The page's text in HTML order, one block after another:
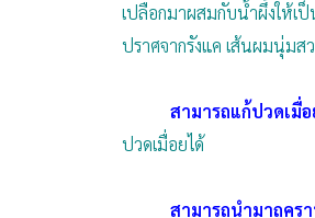
เปลือกมาผสมกับน้ำผึ้งให้เ
ปราศจากรังแค เส้นผมนุ่มส
สามารถแก้ปวดเมื่
ปวดเมื่อยได้
สามารถนำมาถูคร